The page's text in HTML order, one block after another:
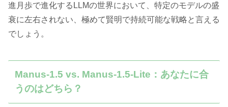
進月歩で進化するLLMの世界において、特定のモデルの盛
衰に左右されない、極めて賢明で持続可能な戦略と言える
でしょう。
Manus-1.5 vs. Manus-1.5-Lite：あなたに合
うのはどちら？